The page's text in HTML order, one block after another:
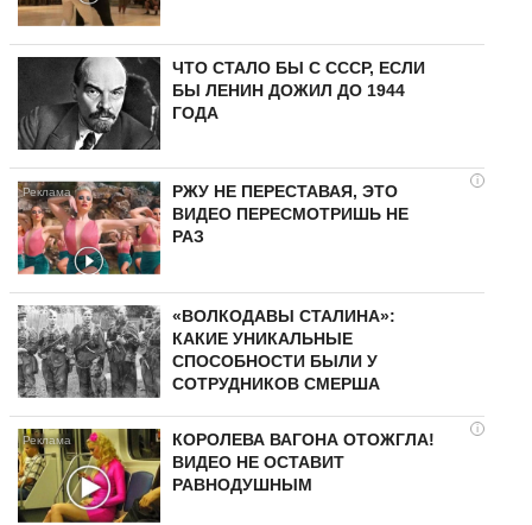
ЧТО СТАЛО БЫ С СССР, ЕСЛИ
БЫ ЛЕНИН ДОЖИЛ ДО 1944
ГОДА
i
РЖУ НЕ ПЕРЕСТАВАЯ, ЭТО
ВИДЕО ПЕРЕСМОТРИШЬ НЕ
РАЗ
«ВОЛКОДАВЫ СТАЛИНА»:
КАКИЕ УНИКАЛЬНЫЕ
СПОСОБНОСТИ БЫЛИ У
СОТРУДНИКОВ СМЕРША
i
КОРОЛЕВА ВАГОНА ОТОЖГЛА!
ВИДЕО НЕ ОСТАВИТ
РАВНОДУШНЫМ